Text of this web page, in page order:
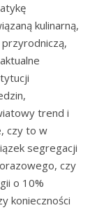
kulinarną,
trend i
czy to w
segregacji
czy
o 10%
konieczności